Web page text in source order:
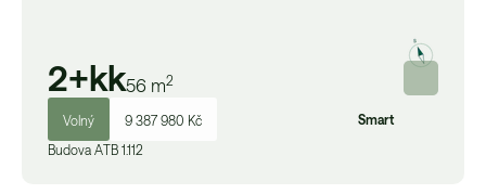
2+kk56 m2
Volný 9 387 980 Kč
Smart
Budova ATB 1.112